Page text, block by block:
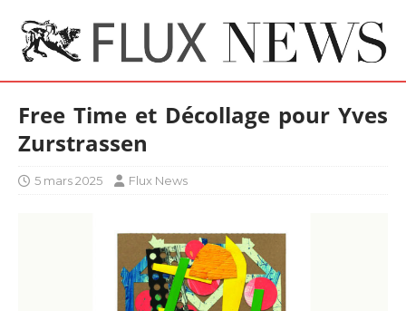
Free Time et Décollage pour Yves
Zurstrassen
5 mars 2025 Flux News